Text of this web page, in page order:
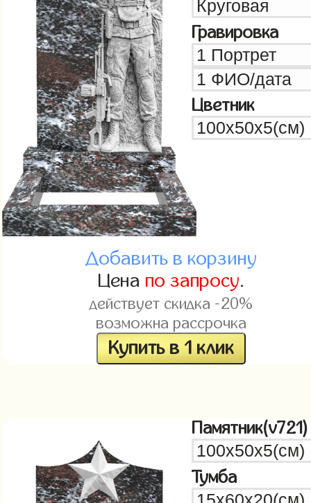
Гравировка
Цветник
Добавить в корзину
Цена по запросу.
действует скидка -20%
возможна рассрочка
Купить в 1 клик
Памятник(v721)
Тумба